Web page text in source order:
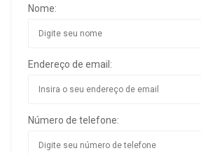
Nome:
Endereço de email:
Número de telefone: